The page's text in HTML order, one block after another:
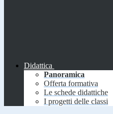
Didattica
Panoramica
Offerta formativa
Le schede didattiche
I progetti delle classi